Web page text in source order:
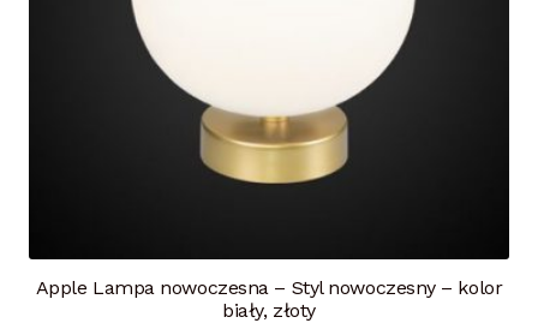
Apple Lampa nowoczesna – Styl nowoczesny – kolor
biały, złoty